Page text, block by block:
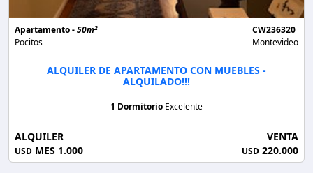
Apartamento -50m2
Pocitos
CW236320
Montevideo
ALQUILER DE APARTAMENTO CON MUEBLES -
ALQUILADO!!!
1 Dormitorio Excelente
ALQUILER
USD MES 1.000
VENTA
USD 220.000